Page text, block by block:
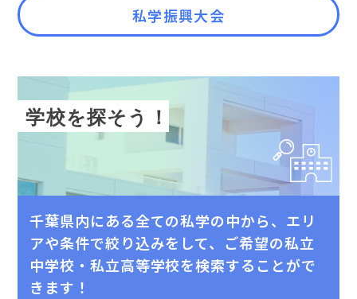
私学振興大会
学校を探そう！
千葉県内にある全ての私学の中から、エリ
アや条件で絞り込みをして、 ご希望の私⽴
中学校・私⽴⾼等学校を検索することがで
きます！